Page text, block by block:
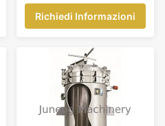
2m2 Filtrazione
Richiedi Informazioni